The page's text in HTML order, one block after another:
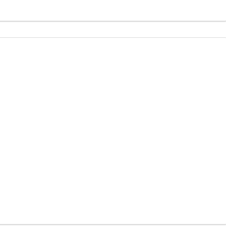
un revenu locatif.
dans un environnement privilégié.
immatriculé au RSAC de SALON-DE-PROVENCE sous le